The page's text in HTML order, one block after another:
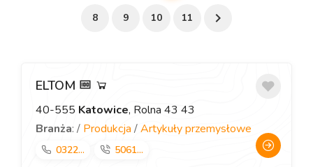
8 9 10 11
ELTOM
40-555 Katowice, Rolna 43 43
Branża: / Produkcja /Artykuły przemysłowe
0322... 5061...